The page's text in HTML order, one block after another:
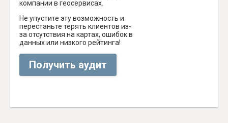
компании в геосервисах.
Не упустите эту возможность и
перестаньте терять клиентов из-
за отсутствия на картах, ошибок в
данных или низкого рейтинга!
Получить аудит